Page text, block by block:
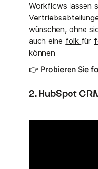
Workflows lassen
wünschen, ohne
auch eine folk für
können.
👉 Probieren Sie
2. HubSpot